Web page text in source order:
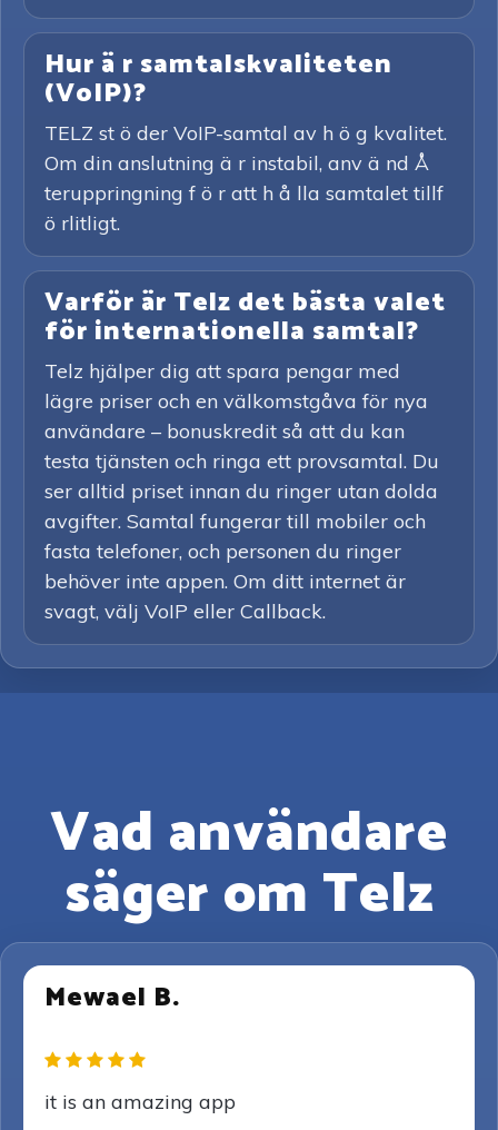
Hur ä r samtalskvaliteten
(VoIP)?
TELZ st ö der VoIP-samtal av h ö g kvalitet.
Om din anslutning ä r instabil, anv ä nd Å
teruppringning f ö r att h å lla samtalet tillf
ö rlitligt.
Varför är Telz det bästa valet
för internationella samtal?
Telz hjälper dig att spara pengar med
lägre priser och en välkomstgåva för nya
användare – bonuskredit så att du kan
testa tjänsten och ringa ett provsamtal. Du
ser alltid priset innan du ringer utan dolda
avgifter. Samtal fungerar till mobiler och
fasta telefoner, och personen du ringer
behöver inte appen. Om ditt internet är
svagt, välj VoIP eller Callback.
Vad användare
säger om Telz
Mewael B.
it is an amazing app